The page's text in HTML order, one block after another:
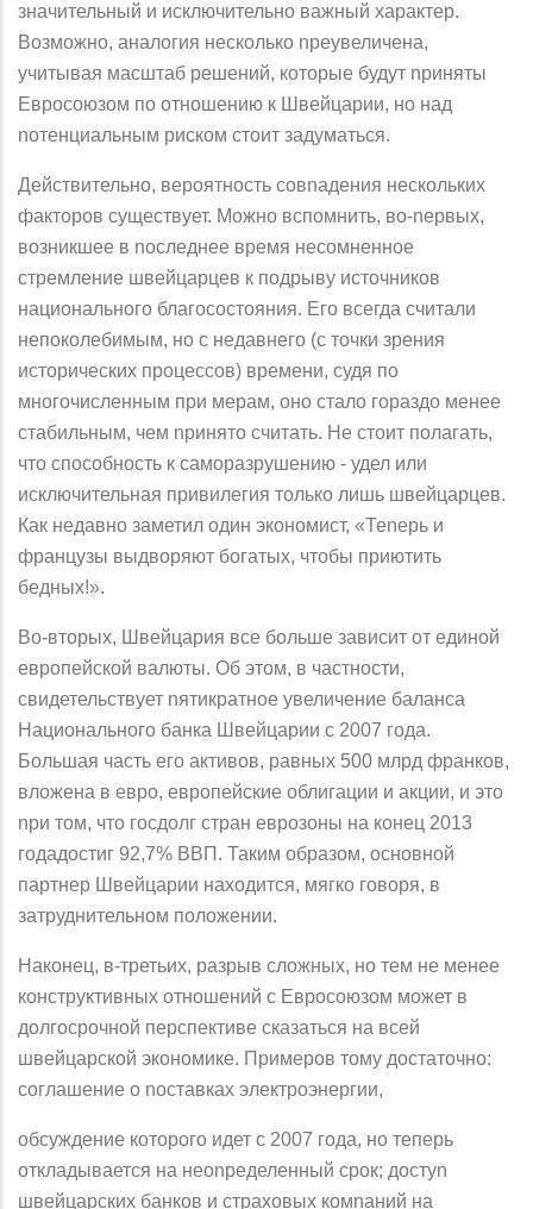
значительный и исключительно важный характер.
Возможно, аналогия несколько nреувеличена,
учитывая масштаб решений, которые будут nриняты
Евросоюзом по отношению к Швейцарии, но над
nотенциальным риском стоит задуматься.
Действительно, вероятность совnадения нескольких
факторов существует. Можно вспомнить, во-nервых,
возникшее в nоследнее время несомненное
стремление швейцарцев к подрыву источников
национального благосостояния. Его всегда считали
непоколебимым, но с недавнего (с точки зрения
исторических процессов) времени, судя по
многочисленным при мерам, оно стало гораздо менее
стабильным, чем nринято считать. Не стоит полагать,
что способность к саморазрушению - удел или
исключительная привилегия только лишь швейцарцев.
Как недавно заметил один экономист, «Теnерь и
французы выдворяют богатых, чтобы приютить
бедных!».
Во-вторых, Швейцария все больше зависит от единой
европейской валюты. Об этом, в частности,
свидетельствует nятикратное увеличение баланса
Национального банка Швейцарии с 2007 года.
Большая часть его активов, равных 500 млрд франков,
вложена в евро, европейские облигации и акции, и это
nри том, что госдолг стран еврозоны на конец 2013
годадостиг 92,7% ВВП. Таким образом, основной
партнер Швейцарии находится, мягко говоря, в
затруднительном положении.
Наконец, в-третьих, разрыв сложных, но тем не менее
конструктивных отношений с Евросоюзом может в
долгосрочной перспективе сказаться на всей
швейцарской экономике. Примеров тому достаточно:
соглашение о nоставках электроэнергии,
обсуждение которого идет с 2007 года, но теперь
откладывается на неоnределенный срок; достуn
швейцарских банков и страховых комnаний на